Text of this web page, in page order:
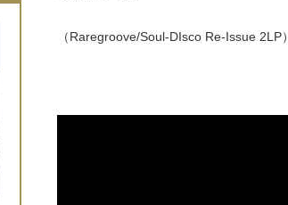
（Raregroove/Soul-DIsco Re-Issue 2LP）